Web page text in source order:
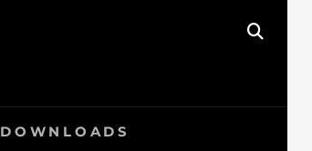
DOWNLOADS